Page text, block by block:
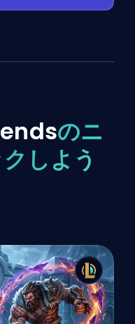
のニ
しよう